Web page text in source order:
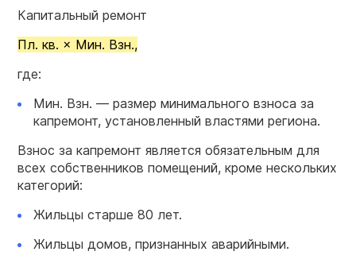
Капитальный ремонт
Пл. кв. × Мин. Взн.,
где:
Мин. Взн. — размер минимального взноса за
капремонт, установленный властями региона.
Взнос за капремонт является обязательным для
всех собственников помещений, кроме нескольких
категорий:
Жильцы старше 80 лет.
Жильцы домов, признанных аварийными.